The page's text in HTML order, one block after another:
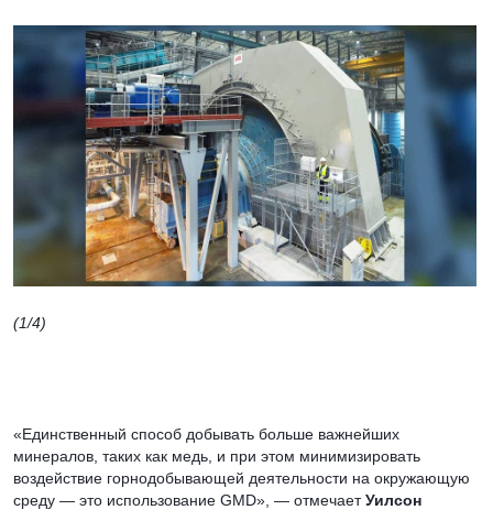
(1/4)
«Единственный способ добывать больше важнейших
минералов, таких как медь, и при этом минимизировать
воздействие горнодобывающей деятельности на окружающую
среду — это использование GMD», — отмечаетУилсон